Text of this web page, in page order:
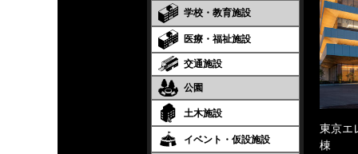
学校・教育施設
医療・福祉施設
交通施設
公園
土木施設
イベント・仮設施設
東京エ
棟